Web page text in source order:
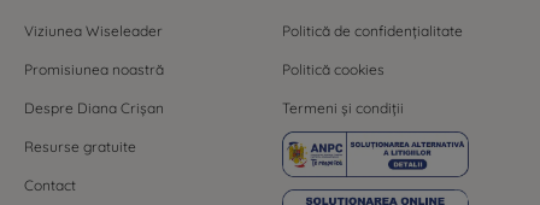
Viziunea Wiseleader
Promisiunea noastră
Despre Diana Crișan
Resurse gratuite
Contact
Politică de confidențialitate
Politică cookies
Termeni și condiții